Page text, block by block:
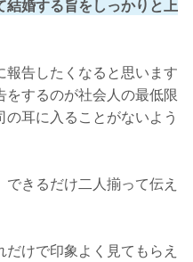
結婚する旨をしっかりと上
告したくなると思います
するのが社会人の最低限
耳に入ることがないよう
きるだけ二人揃って伝え
けで印象よく見てもらえ